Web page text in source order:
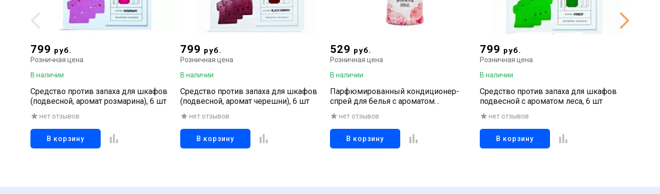
799 руб.
Розничная цена
В наличии
Средство против запаха для шкафов
(подвесной, аромат розмарина), 6 шт
нет отзывов
В корзину
799 руб.
Розничная цена
В наличии
Средство против запаха для шкафов
(подвесной, аромат черешни), 6 шт
нет отзывов
В корзину
529 руб.
Розничная цена
В наличии
Парфюмированный кондиционер-
спрей для белья с ароматом
«Фестиваль цветов», 200 мл
нет отзывов
В корзину
799 руб.
Розничная цена
В наличии
Средство против запаха для шкафов
подвесной с ароматом леса, 6 шт
нет отзывов
В корзину